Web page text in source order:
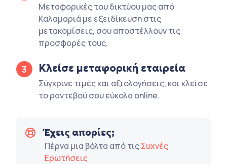
Μεταφορικές του δικτύου μας από
Καλαμαριά με εξειδίκευση στις
μετακομίσεις, σου αποστέλλουν τις
προσφορές τους.
3 Κλείσε μεταφορική εταιρεία
Σύγκρινε τιμές και αξιολογήσεις, και κλείσε
το ραντεβού σου εύκολα online.
Έχεις απορίες;
Πέρνα μια βόλτα από τιςΣυχνές
Ερωτήσεις